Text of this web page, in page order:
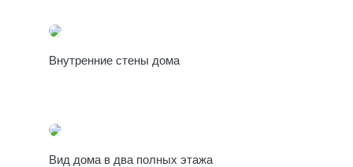
Внутренние стены дома
Вид дома в два полных этажа